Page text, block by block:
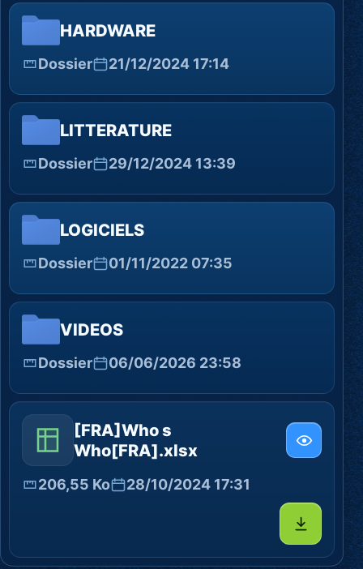
HARDWARE
Dossier 21/12/2024 17:14
LITTERATURE
Dossier 29/12/2024 13:39
LOGICIELS
Dossier 01/11/2022 07:35
VIDEOS
Dossier 06/06/2026 23:58
[FRA]Who s
Who[FRA].xlsx
206,55 Ko 28/10/2024 17:31